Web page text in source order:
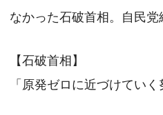
なかった石破首相。自民
【石破首相】
「原発ゼロに近づけてい